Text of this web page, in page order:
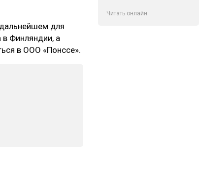
дальнейшем для
в Финляндии, а
в ООО «Понссе».
Читать онлайн